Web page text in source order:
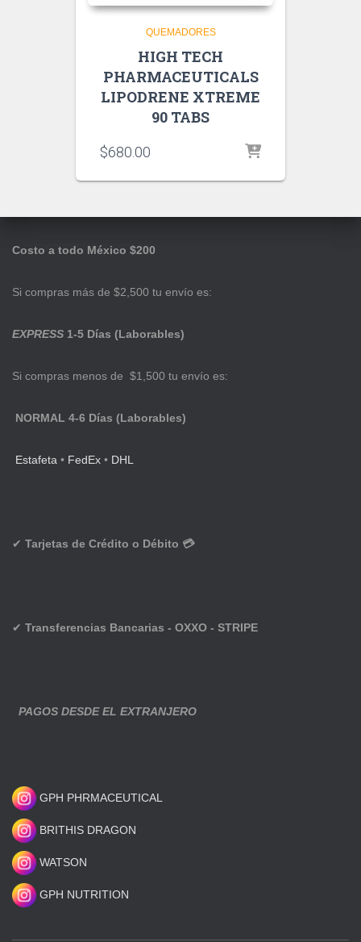
QUEMADORES
HIGH TECH
PHARMACEUTICALS
LIPODRENE XTREME
90 TABS
$680.00
Costo a todo México $200
Si compras más de $2,500 tu envío es:
EXPRESS 1-5 Días (Laborables)
Si compras menos de $1,500 tu envío es:
NORMAL 4-6 Días (Laborables)
Estafeta • FedEx • DHL
✔ Tarjetas de Crédito o Débito 💳
✔ Transferencias Bancarias - OXXO - STRIPE
PAGOS DESDE EL EXTRANJERO
GPH PHRMACEUTICAL
BRITHIS DRAGON
WATSON
GPH NUTRITION